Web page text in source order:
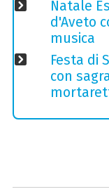
Natale
d'Aveto
musica
Festa di
con